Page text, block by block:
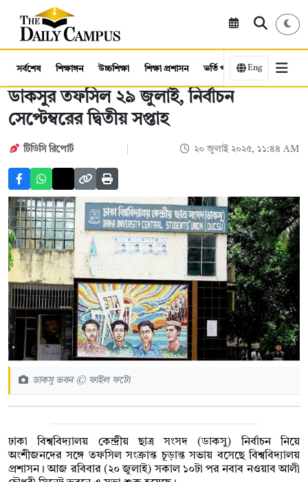
সর্বশেষ শিক্ষাঙ্গন উচ্চশিক্ষা শিক্ষা প্রশাসন ভর্তি পরীক্ষা কর্মসংস্থান
Eng
ডাকসুর তফসিল ২৯ জুলাই, নির্বাচন
সেপ্টেম্বরের দ্বিতীয় সপ্তাহ
টিডিসি রিপোর্ট ২০ জুলাই ২০২৫, ১১:৪৪ AM
ডাকসু ভবন © ফাইল ফটো
ঢাকা বিশ্ববিদ্যালয় কেন্দ্রীয় ছাত্র সংসদ (ডাকসু) নির্বাচন নিয়ে
অংশীজনদের সঙ্গে তফসিল সংক্রান্ত চূড়ান্ত সভায় বসেছে বিশ্ববিদ্যালয়
প্রশাসন। আজ রবিবার (২০ জুলাই) সকাল ১০টা পর নবাব নওয়াব আলী